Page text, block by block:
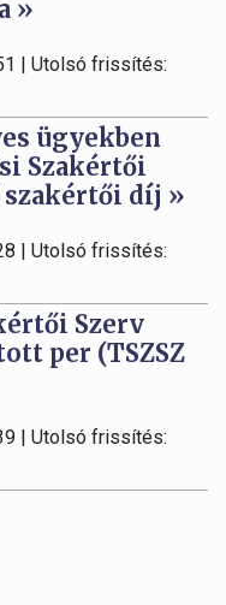
»
| Utolsó frissítés:
ügyekben
Szakértői
szakértői díj »
| Utolsó frissítés:
Szerv
per (TSZSZ
| Utolsó frissítés: